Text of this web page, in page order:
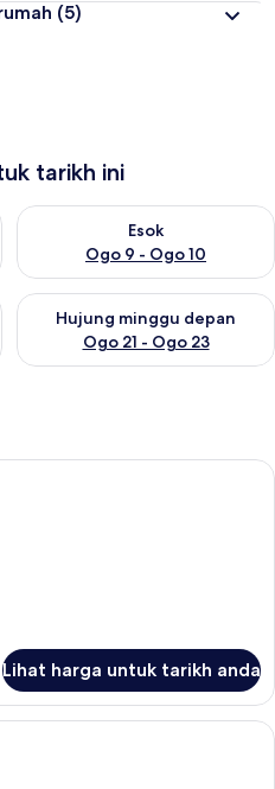
(5)
tarikh ini
ini Ogo 8 - Ogo 9
Esok
Ogo 9 - Ogo 10
Semak ketersediaan untuk
minggu ini Ogo 14 - Ogo 16
Hujung minggu depan
Ogo 21 - Ogo 23
Semak ketersediaan untuk
Double Room | Seterika/papan
Lihat harga untuk tarikh anda
Triple Room | Seterika/papan